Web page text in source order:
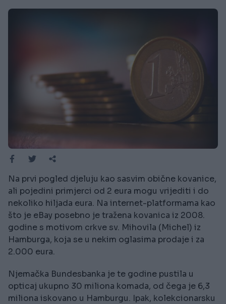
Na prvi pogled djeluju kao sasvim obične kovanice,
ali pojedini primjerci od 2 eura mogu vrijediti i do
nekoliko hiljada eura. Na internet-platformama kao
što je eBay posebno je tražena kovanica iz 2008.
godine s motivom crkve sv. Mihovila (Michel) iz
Hamburga, koja se u nekim oglasima prodaje i za
2.000 eura.
Njemačka Bundesbanka je te godine pustila u
opticaj ukupno 30 miliona komada, od čega je 6,3
miliona iskovano u Hamburgu. Ipak, kolekcionarsku